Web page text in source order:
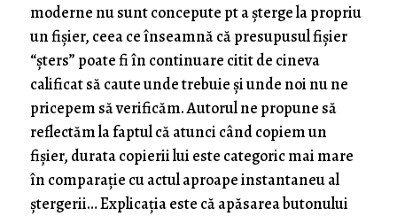
moderne nu sunt concepute pt a șterge la propriu
un fișier, ceea ce înseamnă că presupusul fișier
“șters” poate fi în continuare citit de cineva
calificat să caute unde trebuie și unde noi nu ne
pricepem să verificăm. Autorul ne propune să
reflectăm la faptul că atunci când copiem un
fișier, durata copierii lui este categoric mai mare
în comparație cu actul aproape instantaneu al
ștergerii… Explicația este că apăsarea butonului